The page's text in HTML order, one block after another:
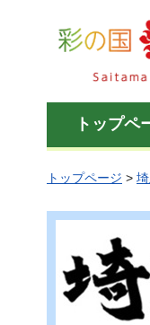
彩の国 埼玉県
トップペ
トップページ >